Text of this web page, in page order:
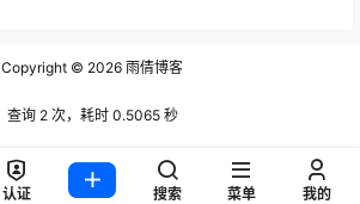
Copyright © 2026 雨倩博客
查询 2 次，耗时 0.5065 秒
认证 搜索 菜单 我的